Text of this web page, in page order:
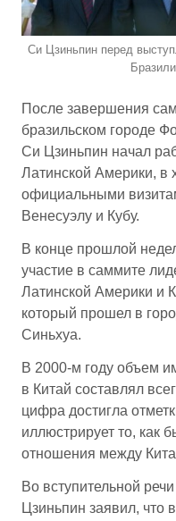
Си Цзиньпин перед
После завершения
бразильском городе
Си Цзиньпин начал
Латинской Америки, в
официальными
Венесуэлу и Кубу.
В конце прошлой
участие в саммите
Латинской Америки и
который прошел в
Синьхуа.
В 2000-м году объем
в Китай составлял
цифра достигла
иллюстрирует то, как
отношения между
Во вступительной
Цзиньпин заявил, что